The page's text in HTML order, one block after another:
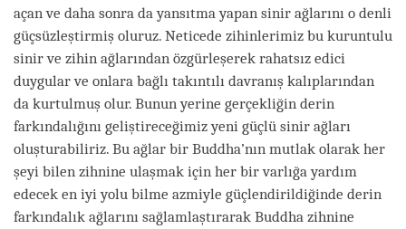
açan ve daha sonra da yansıtma yapan sinir ağlarını o denli
güçsüzleştirmiş oluruz. Neticede zihinlerimiz bu kuruntulu
sinir ve zihin ağlarından özgürleşerek rahatsız edici
duygular ve onlara bağlı takıntılı davranış kalıplarından
da kurtulmuş olur. Bunun yerine gerçekliğin derin
farkındalığını geliştireceğimiz yeni güçlü sinir ağları
oluşturabiliriz. Bu ağlar bir Buddha’nın mutlak olarak her
şeyi bilen zihnine ulaşmak için her bir varlığa yardım
edecek en iyi yolu bilme azmiyle güçlendirildiğinde derin
farkındalık ağlarını sağlamlaştırarak Buddha zihnine